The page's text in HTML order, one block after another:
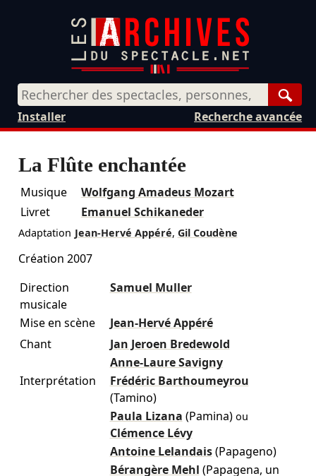
Recherche avancée
Installer
La Flûte enchantée
Musique
Wolfgang Amadeus Mozart
Livret
Emanuel Schikaneder
Adaptation Jean-Hervé Appéré, Gil Coudène
Création 2007
Direction
musicale
Samuel Muller
Mise en scène
Jean-Hervé Appéré
Chant
Jan Jeroen Bredewold
Anne-Laure Savigny
Interprétation
Frédéric Barthoumeyrou
(Tamino)
Paula Lizana (Pamina) ou
Clémence Lévy
Antoine Lelandais (Papageno)
Bérangère Mehl (Papagena, un